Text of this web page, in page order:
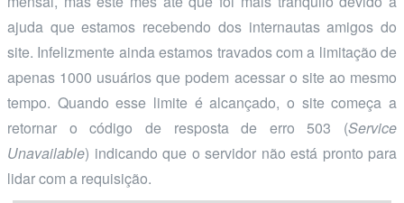
ajuda que estamos recebendo dos internautas amigos do
site. Infelizmente ainda estamos travados com a limitação de
apenas 1000 usuários que podem acessar o site ao mesmo
tempo. Quando esse limite é alcançado, o site começa a
retornar o código de resposta de erro 503 (Service
Unavailable) indicando que o servidor não está pronto para
lidar com a requisição.